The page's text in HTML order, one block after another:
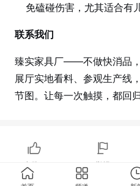
免磕碰伤害，尤其适合有
联系我们
臻实家具厂——不做快消品
展厅实地看料、参观生产线
节图。让每一次触摸，都回归
点赞 举报